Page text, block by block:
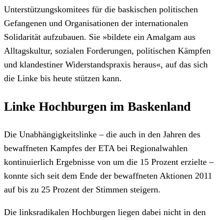
Unterstützungskomitees für die baskischen politischen
Gefangenen und Organisationen der internationalen
Solidarität aufzubauen. Sie »bildete ein Amalgam aus
Alltagskultur, sozialen Forderungen, politischen Kämpfen
und klandestiner Widerstandspraxis heraus«, auf das sich
die Linke bis heute stützen kann.
Linke Hochburgen im Baskenland
Die Unabhängigkeitslinke – die auch in den Jahren des
bewaffneten Kampfes der ETA bei Regionalwahlen
kontinuierlich Ergebnisse von um die 15 Prozent erzielte –
konnte sich seit dem Ende der bewaffneten Aktionen 2011
auf bis zu 25 Prozent der Stimmen steigern.
Die linksradikalen Hochburgen liegen dabei nicht in den